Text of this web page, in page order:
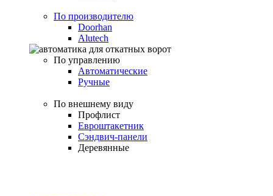
По производителю
Doorhan
Alutech
По управлению
Автоматические
Ручные
По внешнему виду
Профлист
Евроштакетник
Сэндвич-панели
Деревянные